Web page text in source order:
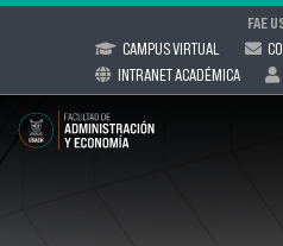
FAE
CAMPUS VIRTUAL
INTRANET ACADÉMICA